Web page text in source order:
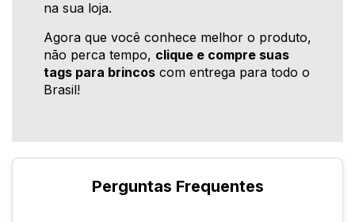
na sua loja.
Agora que você conhece melhor o produto,
não perca tempo, clique e compre suas
tags para brincos com entrega para todo o
Brasil!
Perguntas Frequentes